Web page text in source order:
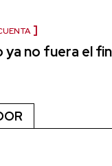
ya no fuera el